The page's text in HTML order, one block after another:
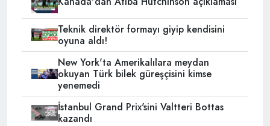
Teknik direktör formayı giyip kendisini
oyuna aldı!
New York'ta Amerikalılara meydan
okuyan Türk bilek güreşçisini kimse
yenemedi
İstanbul Grand Prix'sini Valtteri Bottas
kazandı